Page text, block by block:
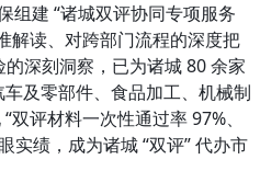
组建 “诸城双评协同专项服务
解读、对跨部门流程的深度把
的深刻洞察，已为诸城 80 余家
及零部件、食品加工、机械制
评材料一次性通过率 97%、
实绩，成为诸城 “双评” 代办市